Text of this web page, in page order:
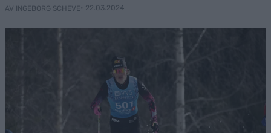
AV INGEBORG SCHEVE• 22.03.2024